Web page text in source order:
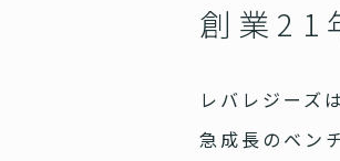
創業21
レバレジーズ
急成長のベン